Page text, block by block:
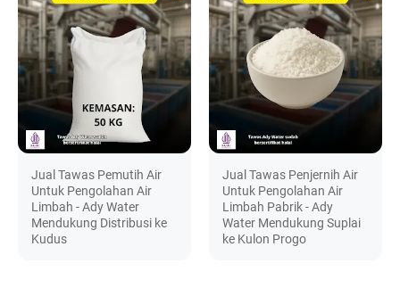
Jual Tawas Pemutih Air
Untuk Pengolahan Air
Limbah - Ady Water
Mendukung Distribusi ke
Kudus
Jual Tawas Penjernih Air
Untuk Pengolahan Air
Limbah Pabrik - Ady
Water Mendukung Suplai
ke Kulon Progo